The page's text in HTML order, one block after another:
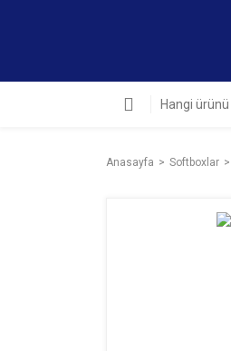
Anasayfa Softboxlar